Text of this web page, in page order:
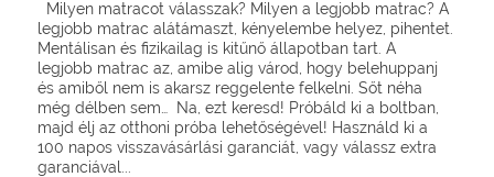
Milyen matracot válasszak? Milyen a legjobb matrac? A
legjobb matrac alátámaszt, kényelembe helyez, pihentet.
Mentálisan és fizikailag is kitűnő állapotban tart. A
legjobb matrac az, amibe alig várod, hogy belehuppanj
és amiből nem is akarsz reggelente felkelni. Sőt néha
még délben sem… Na, ezt keresd! Próbáld ki a boltban,
majd élj az otthoni próba lehetőségével! Használd ki a
100 napos visszavásárlási garanciát, vagy válassz extra
garanciával...